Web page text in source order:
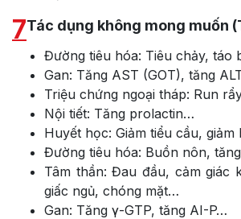
7Tác dụng không mong muốn
Đường tiêu hóa: Tiêu chảy, táo
Gan: Tăng AST (GOT), tăng
Triệu chứng ngoại tháp: Run
Nội tiết: Tăng prolactin…
Huyết học: Giảm tiểu cầu,
Đường tiêu hóa: Buồn nôn,
Tâm thần: Đau đầu, cảm giác
giấc ngủ, chóng mặt…
Gan: Tăng γ-GTP, tăng AI-P…